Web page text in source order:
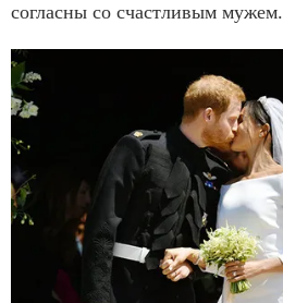
согласны со счастливым мужем.